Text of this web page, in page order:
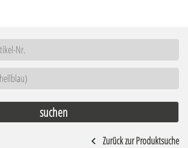
Zurück zur Produktsuche